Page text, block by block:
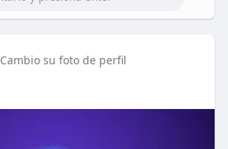
Cambio su foto de perfil